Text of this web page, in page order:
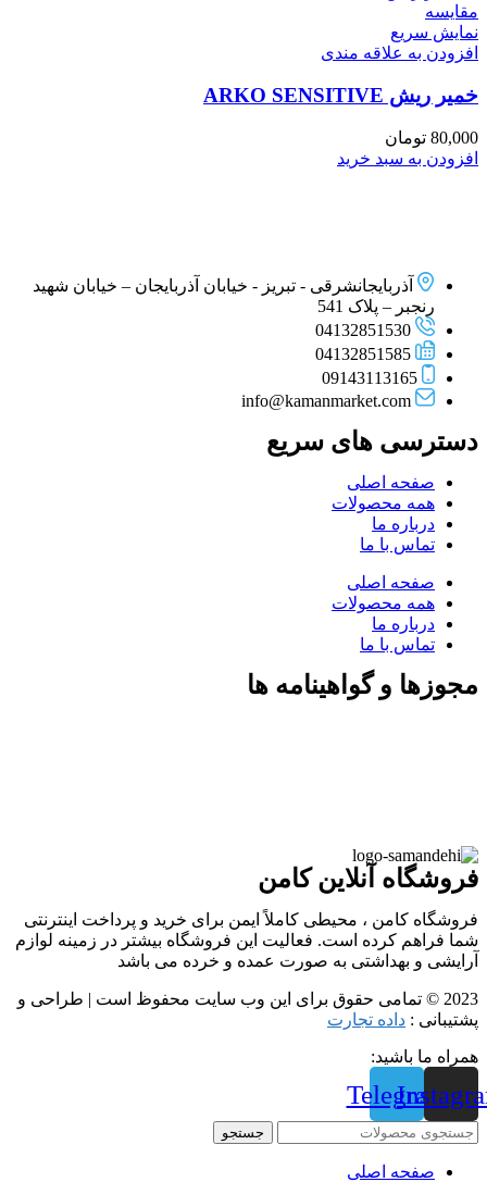
مقايسه
نمایش سریع
افزودن به علاقه مندی
خمير ريش ARKO SENSITIVE
80,000 تومان
افزودن به سبد خرید
آذربایجانشرقی - تبریز - خیابان آذربایجان – خیابان شهید
رنجبر – پلاک 541
04132851530
04132851585
09143113165
info@kamanmarket.com
دسترسی های سریع
صفحه اصلی
همه محصولات
درباره ما
تماس با ما
صفحه اصلی
همه محصولات
درباره ما
تماس با ما
مجوزها و گواهینامه ها
فروشگاه آنلاین کامن
فروشگاه کامن ، محیطی کاملاً ایمن برای خرید و پرداخت اینترنتی
شما فراهم کرده است. فعالیت این فروشگاه بیشتر در زمینه لوازم
آرایشی و بهداشتی به صورت عمده و خرده می باشد
2023 © تمامی حقوق برای این وب سایت محفوظ است | طراحی و
پشتیبانی : داده تجارت
همراه ما باشید:
Telegram
جستجو
صفحه اصلی